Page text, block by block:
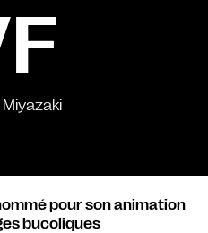
pour son animation
bucoliques